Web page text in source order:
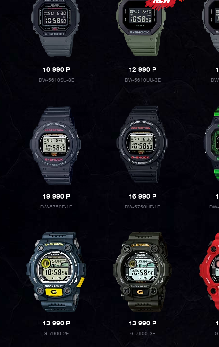
16 990P
DW-5610SU-8E
12 990P
DW-5610UU-3E
19 990P
DW-5750E-1E
16 990P
DW-5750UE-1E
13 990P
G-7900-2E
13 990P
G-7900-3E